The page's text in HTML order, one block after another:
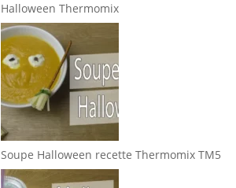
Halloween Thermomix
Soupe Halloween recette Thermomix TM5